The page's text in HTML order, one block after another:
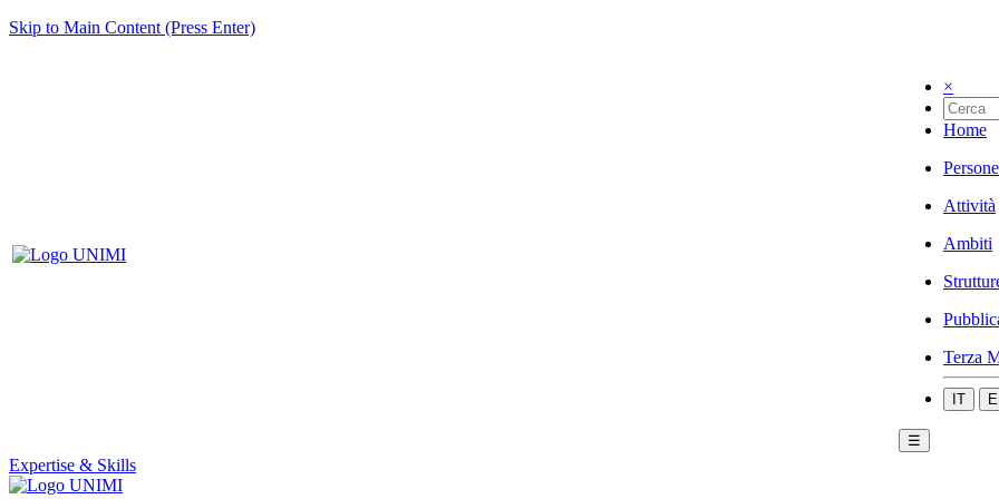
Skip to Main Content (Press Enter)
×
Home
Persone
Attività
Ambiti
Terza
IT
☰
Expertise & Skills